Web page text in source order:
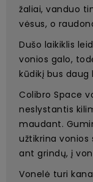
žaliai, vanduo
vėsus, o
Dušo laikiklis
vonios galo,
kūdikį bus daug
Colibro Space
neslystantis
maudant.
užtikrina
ant grindų, į
Vonelė turi